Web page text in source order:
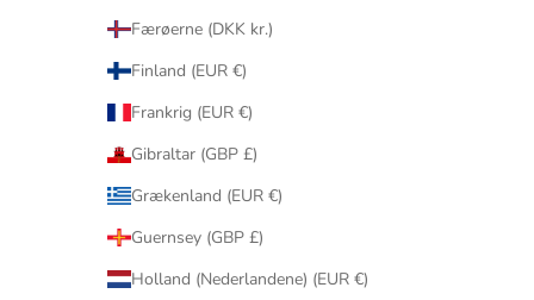
Færøerne (DKK kr.)
Finland (EUR €)
Frankrig (EUR €)
Gibraltar (GBP £)
Grækenland (EUR €)
Guernsey (GBP £)
Holland (Nederlandene) (EUR €)